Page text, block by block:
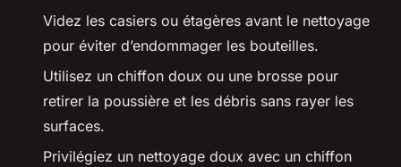
Videz les casiers ou étagères avant le nettoyage
pour éviter d’endommager les bouteilles.
Utilisez un chiffon doux ou une brosse pour
retirer la poussière et les débris sans rayer les
surfaces.
Privilégiez un nettoyage doux avec un chiffon